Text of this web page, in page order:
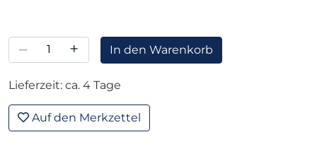
– + In den Warenkorb
Lieferzeit: ca. 4 Tage
Auf den Merkzettel